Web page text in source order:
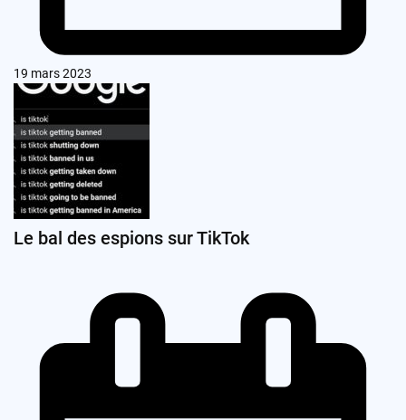
19 mars 2023
Le bal des espions sur TikTok